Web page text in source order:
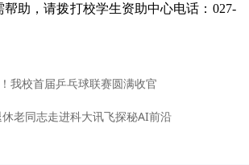
帮助，请拨打校学生资助中心电话：027-
我校首届乒乓球联赛圆满收官
老同志走进科大讯飞探秘AI前沿